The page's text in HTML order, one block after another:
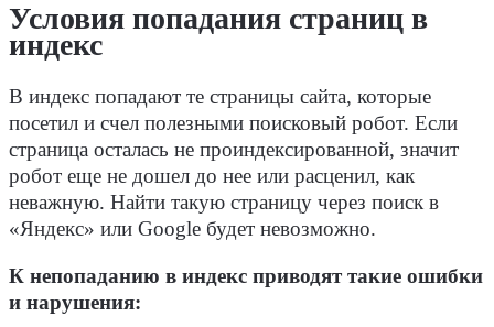
Условия попадания страниц в
индекс
В индекс попадают те страницы сайта, которые
посетил и счел полезными поисковый робот. Если
страница осталась не проиндексированной, значит
робот еще не дошел до нее или расценил, как
неважную. Найти такую страницу через поиск в
«Яндекс» или Google будет невозможно.
К непопаданию в индекс приводят такие ошибки
и нарушения: